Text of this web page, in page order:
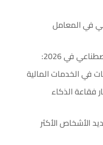
في المعامل
في الخدمات المالية
انفجار فقاعة الذكاء
الأشخاص الأكثر